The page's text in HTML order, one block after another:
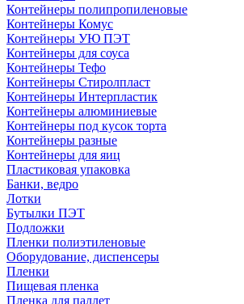
Контейнеры полипропиленовые
Контейнеры Комус
Контейнеры УЮ ПЭТ
Контейнеры для соуса
Контейнеры Тефо
Контейнеры Стиролпласт
Контейнеры Интерпластик
Контейнеры алюминиевые
Контейнеры под кусок торта
Контейнеры разные
Контейнеры для яиц
Пластиковая упаковка
Банки, ведро
Лотки
Бутылки ПЭТ
Подложки
Пленки полиэтиленовые
Оборудование, диспенсеры
Пленки
Пищевая пленка
Пленка для паллет